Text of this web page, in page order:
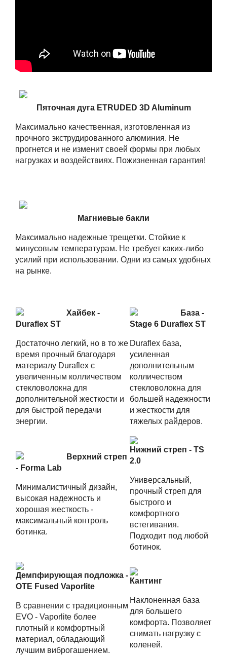
Пяточная дуга ETRUDED 3D Aluminum
Максимально качественная, изготовленная из
прочного экструдированного алюминия. Не
прогнется и не изменит своей формы при любых
нагрузках и воздействиях. Пожизненная гарантия!
Магниевые бакли
Максимально надежные трещетки. Стойкие к
минусовым температурам. Не требует каких-либо
усилий при использовании. Одни из самых удобных
на рынке.
Хайбек -
Duraflex ST
Достаточно легкий, но в то же
время прочный благодаря
материалу Duraflex c
увеличенным колличеством
стекловолокна для
дополнительной жесткости и
для быстрой передачи
энергии.
База -
Stage 6 Duraflex ST
Duraflex база,
усиленная
дополнительным
колличеством
стекловолокна для
большей надежности
и жесткости для
тяжелых райдеров.
Верхний стреп
- Forma Lab
Минималистичный дизайн,
высокая надежность и
хорошая жесткость -
максимальный контроль
ботинка.
Нижний стреп - TS
2.0
Универсальный,
прочный стреп для
быстрого и
комфортного
встегивания.
Подходит под любой
ботинок.
Демпфирующая подложка -
OTE Fused Vaporlite
В сравнении с традиционным
EVO - Vaporlite более
плотный и комфортный
материал, обладающий
лучшим виброгашением.
Кантинг
Наклоненная база
для большего
комфорта. Позволяет
снимать нагрузку с
коленей.